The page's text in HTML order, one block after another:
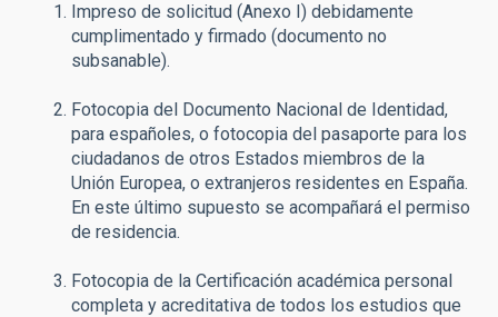
Impreso de solicitud (Anexo I) debidamente
cumplimentado y firmado (documento no
subsanable).
Fotocopia del Documento Nacional de Identidad,
para españoles, o fotocopia del pasaporte para los
ciudadanos de otros Estados miembros de la
Unión Europea, o extranjeros residentes en España.
En este último supuesto se acompañará el permiso
de residencia.
Fotocopia de la Certificación académica personal
completa y acreditativa de todos los estudios que